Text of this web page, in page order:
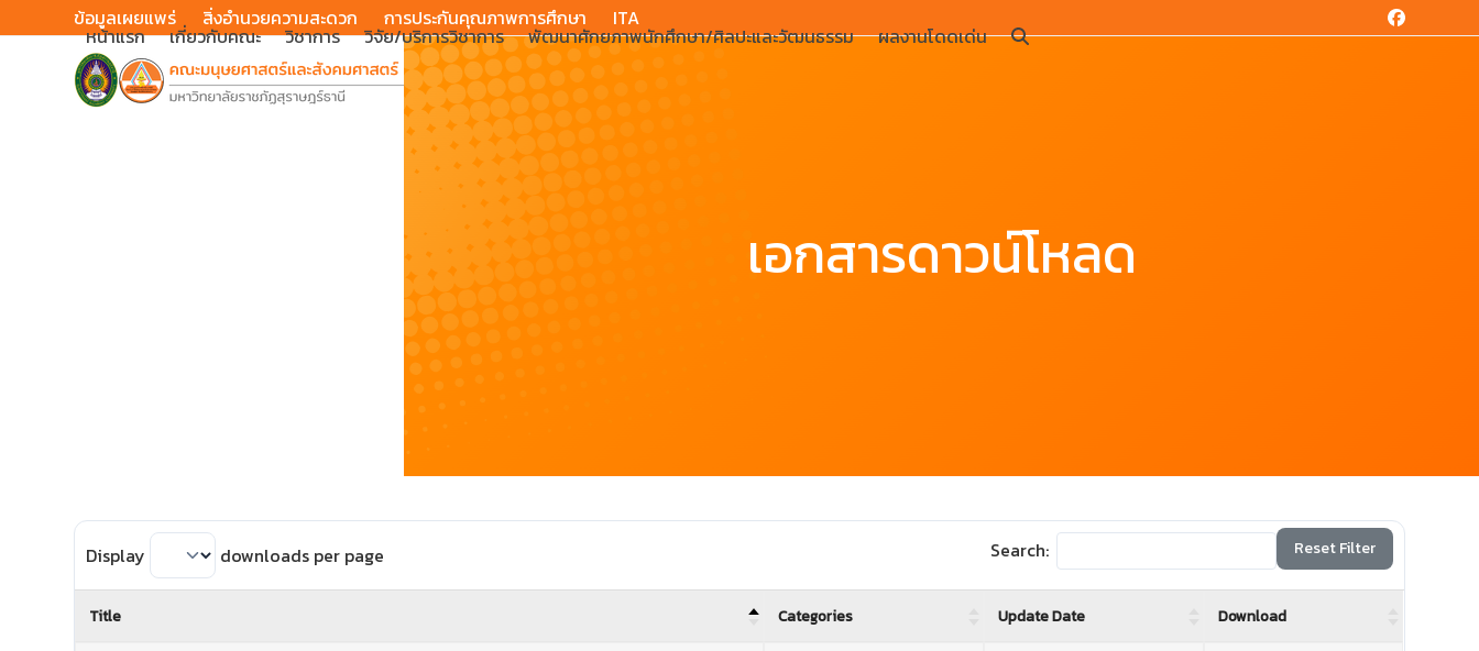
to
ข้อมูลเผยแพร่ สิ่งอำนวยความสะดวก การประกันคุณภาพการศึกษา ITA Facebook
หน้าแรก เกี่ยวกับคณะ วิชาการ วิจัย/บริการวิชาการ พัฒนาศักยภาพนักศึกษา/ศิลปะและวัฒนธรรม ผลงานโดดเด่น
เอกสารดาวน์โหลด
Display downloads per page Search: Reset Filter
Title Categories Update Date Download